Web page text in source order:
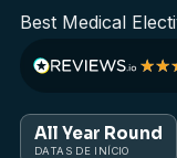
Best Medical
All Year Round
DATAS DE INÍCIO